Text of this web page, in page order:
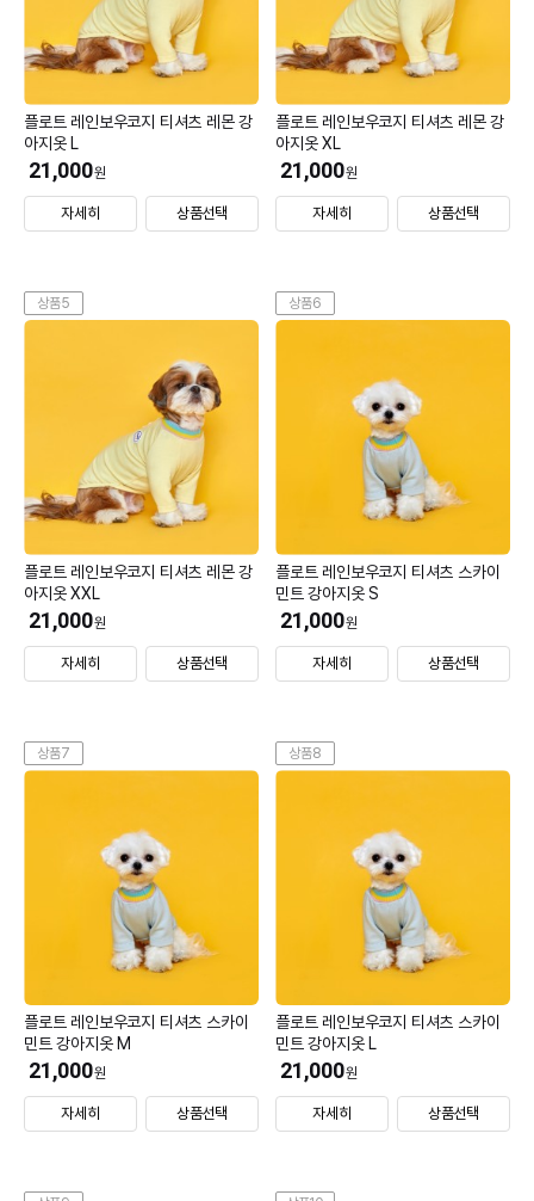
플로트 레인보우코지 티셔츠 레몬 강
아지옷 L
21,000원
자세히 상품선택
플로트 레인보우코지 티셔츠 레몬 강
아지옷 XL
21,000원
자세히 상품선택
상품5
플로트 레인보우코지 티셔츠 레몬 강
아지옷 XXL
21,000원
자세히 상품선택
상품6
플로트 레인보우코지 티셔츠 스카이
민트 강아지옷 S
21,000원
자세히 상품선택
상품7
플로트 레인보우코지 티셔츠 스카이
민트 강아지옷 M
21,000원
자세히 상품선택
상품8
플로트 레인보우코지 티셔츠 스카이
민트 강아지옷 L
21,000원
자세히 상품선택